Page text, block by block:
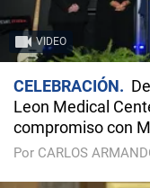
VIDEO
CELEBRACIÓN
Leon Medical
compromiso con
Por CARLOS